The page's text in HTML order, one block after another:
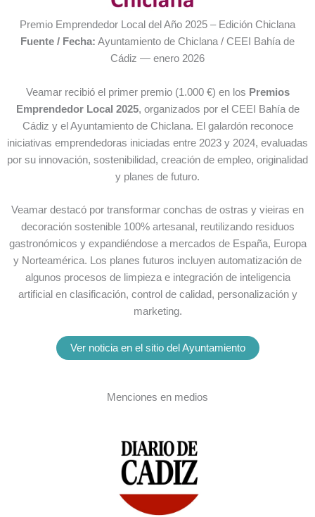
Premio Emprendedor Local del Año 2025 – Edición Chiclana
Fuente / Fecha: Ayuntamiento de Chiclana / CEEI Bahía de
Cádiz — enero 2026
Veamar recibió el primer premio (1.000 €) en los Premios
Emprendedor Local 2025, organizados por el CEEI Bahía de
Cádiz y el Ayuntamiento de Chiclana. El galardón reconoce
iniciativas emprendedoras iniciadas entre 2023 y 2024, evaluadas
por su innovación, sostenibilidad, creación de empleo, originalidad
y planes de futuro.
Veamar destacó por transformar conchas de ostras y vieiras en
decoración sostenible 100% artesanal, reutilizando residuos
gastronómicos y expandiéndose a mercados de España, Europa
y Norteamérica. Los planes futuros incluyen automatización de
algunos procesos de limpieza e integración de inteligencia
artificial en clasificación, control de calidad, personalización y
marketing.
Ver noticia en el sitio del Ayuntamiento
Menciones en medios